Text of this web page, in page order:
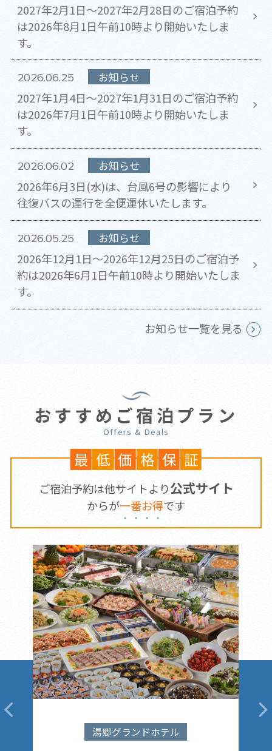
2027年2月1日～2027年2月28日のご宿泊予約
は2026年8月1日午前10時より開始いたしま
す。
2026.06.25 お知らせ
2027年1月4日～2027年1月31日のご宿泊予約
は2026年7月1日午前10時より開始いたしま
す。
2026.06.02 お知らせ
2026年6月3日(水)は、台風6号の影響により
往復バスの運行を全便運休いたします。
2026.05.25 お知らせ
2026年12月1日～2026年12月25日のご宿泊予
約は2026年6月1日午前10時より開始いたしま
す。
お知らせ一覧を見る
おすすめご宿泊プラン
Offers & Deals
最 低 価 格 保 証
ご宿泊予約は他サイトより公式サイト
からが一番お得です
湯郷グランドホテル